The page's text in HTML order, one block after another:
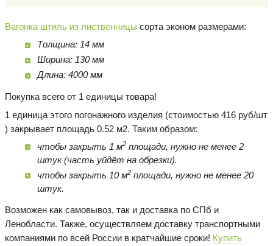
Вагонка штиль из лиственницы сорта эконом размерами:
Толщина: 14 мм
Ширина: 130 мм
Длина: 4000 мм
Покупка всего от 1 единицы товара!
1 единица этого погонажного изделия (стоимостью 416 руб/шт
) закрывает площадь 0.52 м2. Таким образом:
чтобы закрыть 1 м2площади, нужно не менее 2
штук (часть уйдёт на обрезки).
чтобы закрыть 10 м2площади, нужно не менее 20
штук.
Возможен как самовывоз, так и доставка по СПб и
Ленобласти. Также, осуществляем доставку транспортными
компаниями по всей России в кратчайшие сроки! Купить